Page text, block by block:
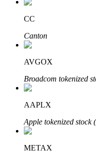
Đối tác Bitrue
Đối tác Bitrue
CC
Canton
AVGOX
Broadcom tokenized
AAPLX
Apple tokenized stock
METAX